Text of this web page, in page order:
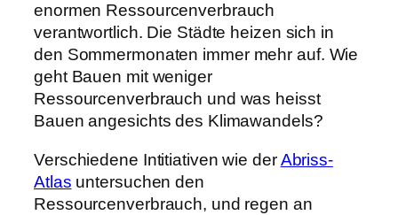
enormen Ressourcenverbrauch
verantwortlich. Die Städte heizen sich in
den Sommermonaten immer mehr auf. Wie
geht Bauen mit weniger
Ressourcenverbrauch und was heisst
Bauen angesichts des Klimawandels?
Verschiedene Intitiativen wie derAbriss-
Atlas untersuchen den
Ressourcenverbrauch, und regen an